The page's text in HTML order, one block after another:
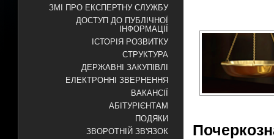
ЗМІ ПРО ЕКСПЕРТНУ СЛУЖБУ
ДОСТУП ДО ПУБЛІЧНОЇ
ІНФОРМАЦІЇ
ІСТОРІЯ РОЗВИТКУ
СТРУКТУРА
ДЕРЖАВНІ ЗАКУПІВЛІ
ЕЛЕКТРОННІ ЗВЕРНЕННЯ
ВАКАНСІЇ
АБІТУРІЄНТАМ
ПОДЯКИ
ЗВОРОТНІЙ ЗВ'ЯЗОК